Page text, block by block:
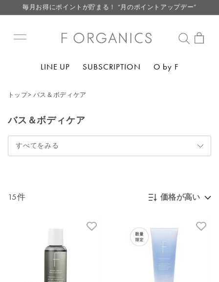
毎月お得にポイントが貯まる！ “月のポイントアップデー”
【重要】F ORGANICS Websiteの統合に関するお知らせ
毎月お得にポイントが貯まる！ “月のポイントアップデー”
LINE UP SUBSCRIPTION O by F
トップ> バス＆ボディケア
バス＆ボディケア
すべてをみる
15件 価格が高い
発売日順
価格が高い